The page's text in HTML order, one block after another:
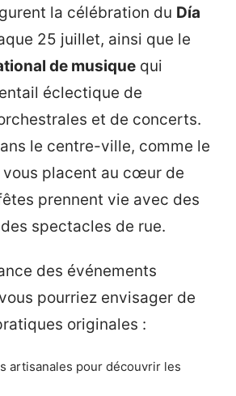
la célébration du Día
25 juillet, ainsi que le
de musique qui
éclectique de
et de concerts.
le centre-ville, comme le
vous placent au cœur de
prennent vie avec des
spectacles de rue.
des événements
pourriez envisager de
originales :
artisanales pour découvrir les